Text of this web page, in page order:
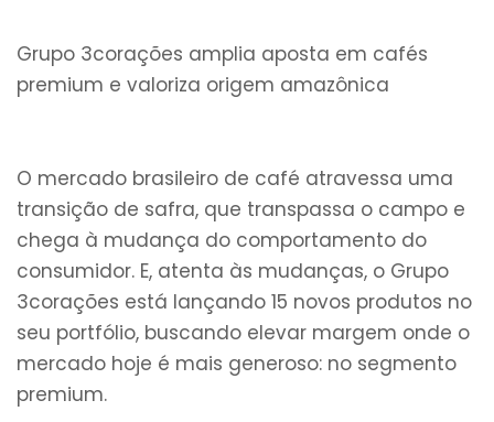
Grupo 3corações amplia aposta em cafés
premium e valoriza origem amazônica
O mercado brasileiro de café atravessa uma
transição de safra, que transpassa o campo e
chega à mudança do comportamento do
consumidor. E, atenta às mudanças, o Grupo
3corações está lançando 15 novos produtos no
seu portfólio, buscando elevar margem onde o
mercado hoje é mais generoso: no segmento
premium.